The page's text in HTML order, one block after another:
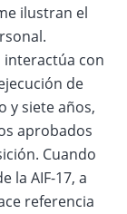
ilustran el
interactúa con
de
y siete años,
aprobados
Cuando
la AIF-17, a
referencia